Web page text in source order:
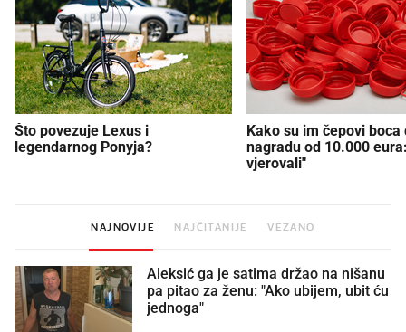
Što povezuje Lexus i
legendarnog Ponyja?
Kako su im čepovi boca
nagradu od 10.000
vjerovali"
NAJNOVIJE NAJČITANIJE VEZANO
Aleksić ga je satima držao na nišanu
pa pitao za ženu: "Ako ubijem, ubit ću
jednoga"